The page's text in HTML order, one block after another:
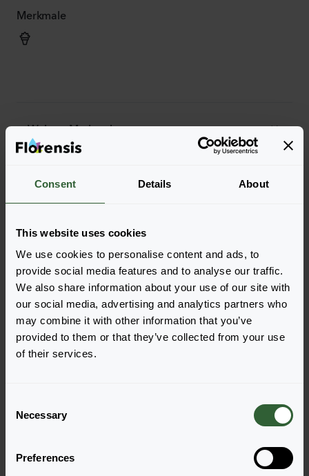
Consent Details About
This website uses cookies
We use cookies to personalise content and ads, to
provide social media features and to analyse our traffic.
We also share information about your use of our site with
our social media, advertising and analytics partners who
may combine it with other information that you’ve
provided to them or that they’ve collected from your use
of their services.
Necessary
Preferences
Merkmale
Weitere Merkmale
Weitere Informationen
Bestellen Sie die
Legen Sie die Artikel ganz einfach in Ihren Warenkorb,
indem Sie auf eine Produktform der gewünschten
Sorten klicken. Sobald Sie die Artikel hinzugefügt
haben, wird Ihr Warenkorb unten angezeigt.
Alle Verfügbarkeiten anzeigen